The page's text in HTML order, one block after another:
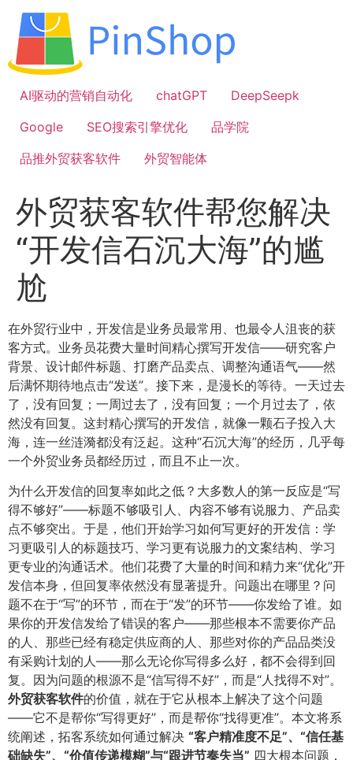
容
AI驱动的营销自动化
chatGPT
DeepSeepk
Google
SEO搜索引擎优化
品学院
品推外贸获客软件
外贸智能体
外贸获客软件帮您解决
“开发信石沉大海”的尴
尬
在外贸行业中，开发信是业务员最常用、也最令人沮丧的获
客方式。业务员花费大量时间精心撰写开发信——研究客户
背景、设计邮件标题、打磨产品卖点、调整沟通语气——然
后满怀期待地点击“发送”。接下来，是漫长的等待。一天过去
了，没有回复；一周过去了，没有回复；一个月过去了，依
然没有回复。这封精心撰写的开发信，就像一颗石子投入大
海，连一丝涟漪都没有泛起。这种“石沉大海”的经历，几乎每
一个外贸业务员都经历过，而且不止一次。
为什么开发信的回复率如此之低？大多数人的第一反应是“写
得不够好”——标题不够吸引人、内容不够有说服力、产品卖
点不够突出。于是，他们开始学习如何写更好的开发信：学
习更吸引人的标题技巧、学习更有说服力的文案结构、学习
更专业的沟通话术。他们花费了大量的时间和精力来“优化”开
发信本身，但回复率依然没有显著提升。问题出在哪里？问
题不在于“写”的环节，而在于“发”的环节——你发给了谁。如
果你的开发信发给了错误的客户——那些根本不需要你产品
的人、那些已经有稳定供应商的人、那些对你的产品品类没
有采购计划的人——那么无论你写得多么好，都不会得到回
复。因为问题的根源不是“信写得不好”，而是“人找得不对”。​
外贸获客软件的价值，就在于它从根本上解决了这个问题
——它不是帮你“写得更好”，而是帮你“找得更准”。本文将系
统阐述，拓客系统如何通过解决 ​“客户精准度不足”、“信任基
础缺失”、“价值传递模糊”与“跟进节奏失当”​ 四大根本问题，